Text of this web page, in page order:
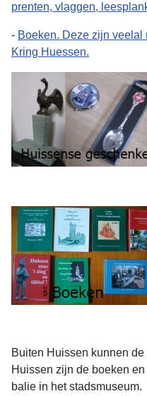
prenten, vlaggen,
- Boeken. Deze zijn
Kring Huessen.
Buiten Huissen kunnen
Huissen zijn de boeken
balie in het stadsmuseum.